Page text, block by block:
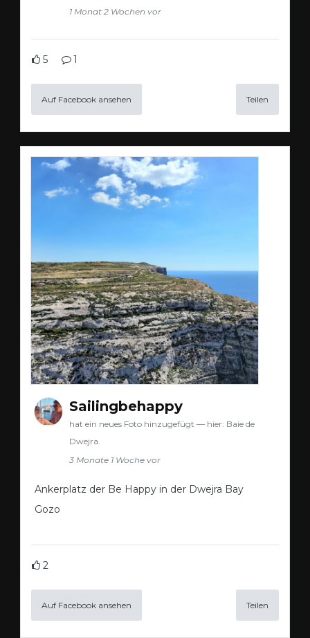
1 Monat 2 Wochen vor
5 1
Auf Facebook ansehen Teilen
Sailingbehappy
hat ein neues Foto hinzugefügt — hier: Baie de
Dwejra.
3 Monate 1 Woche vor
Ankerplatz der Be Happy in der Dwejra Bay
Gozo
2
Auf Facebook ansehen Teilen